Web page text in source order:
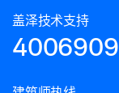
盖泽技术支持